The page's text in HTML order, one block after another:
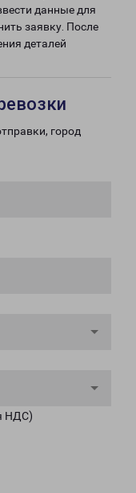
данные для
заявку. После
деталей
город
НДС)